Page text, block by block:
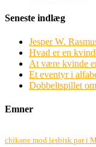
Seneste indlæg
Jesper W.
Hvad er en
At være kvinde
Et eventyr i
Dobbeltspillet
Emner
chikane mod lesbisk par i